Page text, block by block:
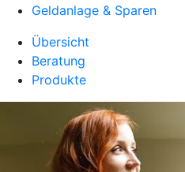
Geldanlage & Sparen
Übersicht
Beratung
Produkte